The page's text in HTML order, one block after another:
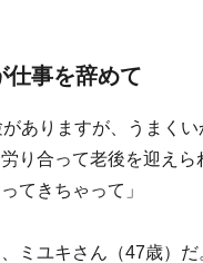
仕事を辞めて
がありますが、うまく
り合って老後を迎え
てきちゃって」
ミユキさん（47歳）